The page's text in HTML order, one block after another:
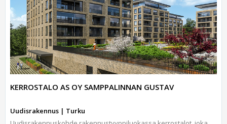
KERROSTALO AS OY SAMPPALINNAN GUSTAV
Uudisrakennus | Turku